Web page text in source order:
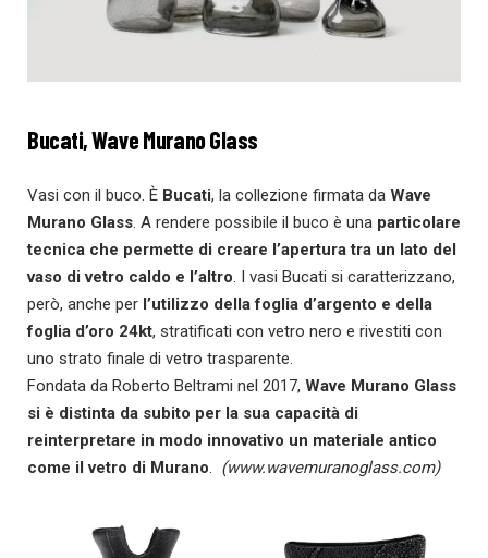
Bucati, Wave Murano Glass
Vasi con il buco. È Bucati, la collezione firmata da Wave
Murano Glass. A rendere possibile il buco è una particolare
tecnica che permette di creare l’apertura tra un lato del
vaso di vetro caldo e l’altro. I vasi Bucati si caratterizzano,
però, anche per l’utilizzo della foglia d’argento e della
foglia d’oro 24kt, stratificati con vetro nero e rivestiti con
uno strato finale di vetro trasparente.
Fondata da Roberto Beltrami nel 2017, Wave Murano Glass
si è distinta da subito per la sua capacità di
reinterpretare in modo innovativo un materiale antico
come il vetro di Murano. (www.wavemuranoglass.com)